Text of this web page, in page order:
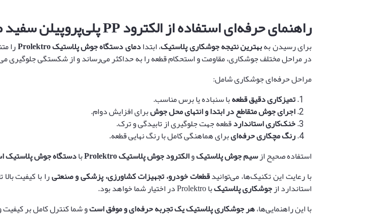
راهنمای حرفه‌ای استفاده از الکترود پلی‌پروپیلن
برای رسیدن بهبهترین نتیجه جوشکاری پلاستیک، ابتدادمای دستگاه جوش پلاستیکProlektro را
در مراحل مختلف جوشکاری، مقاومت و استحکام قطعه را به حداکثر می‌رساند و از شکستگی جلوگیری
مراحل حرفه‌ای جوشکاری شامل:
تمیزکاری دقیق قطعهبا سنباده یا برس مناسب.
اجرای جوش متقاطع در ابتدا و انتهای محل جوشبرای افزایش دوام.
خنک‌کاری استانداردقطعه جهت جلوگیری از تابیدگی و ترک.
رنگ مچکاری حرفه‌ایبرای هماهنگی کامل با رنگ نهایی قطعه.
استفاده صحیح ازسیم جوش پلاستیکوالکترود جوش پلاستیک بادستگاه جوش پلاستیک
با رعایت این تکنیک‌ها، می‌توانیدقطعات خودرو، تجهیزات کشاورزی، پزشکی و صنعتیرا با کیفیت
استاندارد ازجوشکاری پلاستیکبا Prolektro در اختیار شما خواهد بود.
با این راهنمایی‌ها،هر جوشکاری پلاستیک یک تجربه حرفه‌ای و موفق استو شما کنترل کامل بر